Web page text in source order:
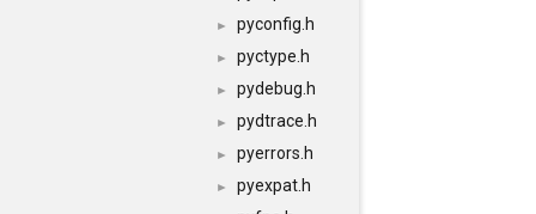
► pyconfig.h
► pyctype.h
► pydebug.h
► pydtrace.h
► pyerrors.h
► pyexpat.h